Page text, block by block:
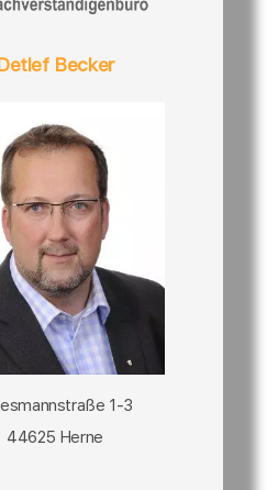
Becker
1-3
44625 Herne